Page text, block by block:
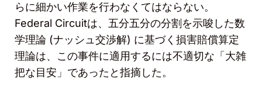
らに細かい作業を行わなくてはならない。
Federal Circuitは、五分五分の分割を示唆した数
学理論 (ナッシュ交渉解) に基づく損害賠償算定
理論は、この事件に適用するには不適切な「大雑
把な目安」であったと指摘した。